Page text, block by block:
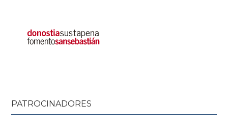
PATROCINADORES